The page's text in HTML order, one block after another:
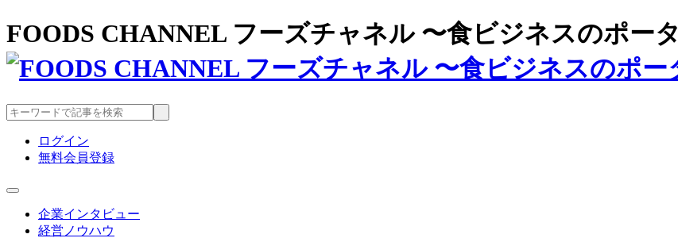
FOODS CHANNEL フーズチャネル 〜食ビジネスのポー
ログイン
無料会員登録
企業インタビュー
経営ノウハウ